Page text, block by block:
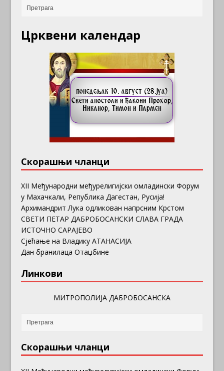
Црквени календар
Скорашњи чланци
ХII Међународни међурелигијски омладински Форум
у Махачкали, Република Дагестан, Русија!
Архимандрит Лука одликован напрсним Крстом
СВЕТИ ПЕТАР ДАБРОБОСАНСКИ СЛАВА ГРАДА
ИСТОЧНО САРАЈЕВО
Сјећање на Владику АТАНАСИЈА
Дан бранилаца Отаџбине
Линкови
МИТРОПОЛИЈА ДАБРОБОСАНСКА
Скорашњи чланци